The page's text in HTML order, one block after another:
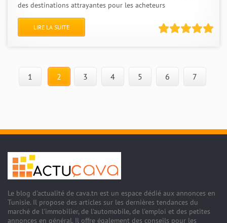
des destinations attrayantes pour les acheteurs
LIRE LA SUITE
1 2 3 4 5 6 7
Le blog d'actualité de cava.tn est un espace dédié aux annonces en
Tunisie. Il propose des articles sur les dernières tendances du
marché de l'immobilier, de l'automobile, de l'emploi et des petites
annonces en général. Il offre également des conseils pour les